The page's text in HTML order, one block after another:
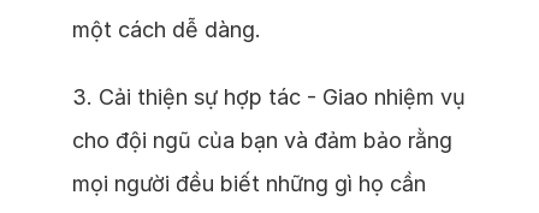
một cách dễ dàng.
3. Cải thiện sự hợp tác - Giao nhiệm vụ
cho đội ngũ của bạn và đảm bảo rằng
mọi người đều biết những gì họ cần